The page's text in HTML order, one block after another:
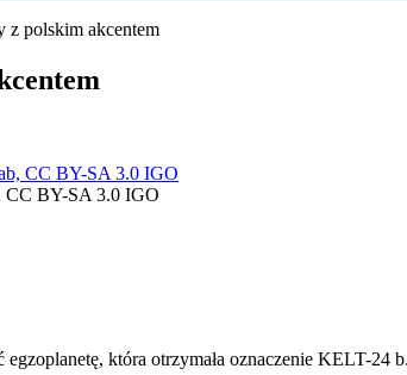
z polskim akcentem
CC BY-SA 3.0 IGO
która otrzymała oznaczenie KELT-24